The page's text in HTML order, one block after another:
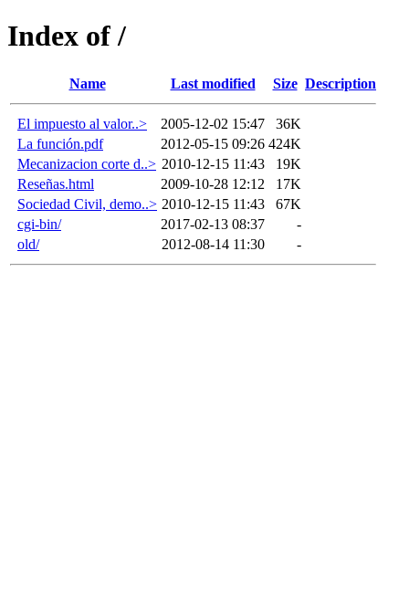
Index of /
Name Last modified Size Description
El impuesto al valor..> 2005-12-02 15:47
36K
La función.pdf
2012-05-15 09:26 424K
Mecanizacion corte d..> 2010-12-15 11:43
19K
Reseñas.html
2009-10-28 12:12
17K
Sociedad Civil, demo..> 2010-12-15 11:43
67K
cgi-bin/
2017-02-13 08:37
-
old/
2012-08-14 11:30 -